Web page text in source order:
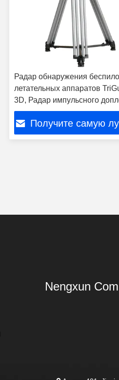
Радар обнаружения
летательных аппаратов
3D, Радар импульсного
км для обнаружения БПЛА
Получите самую
Nengxun